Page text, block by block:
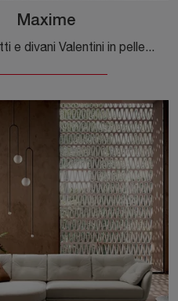
Maxime
Cerchi salotti e divani Valentini in pelle? Clicca e scopri di più sul modello Maxime per spazi design.